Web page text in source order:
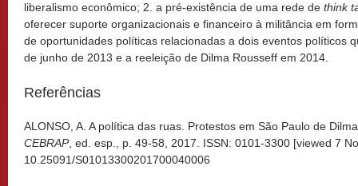
liberalismo econômico; 2. a pré-existência de uma rede de think
oferecer suporte organizacionais e financeiro à militância em
de oportunidades políticas relacionadas a dois eventos políticos
de junho de 2013 e a reeleição de Dilma Rousseff em 2014.
Referências
ALONSO, A. A política das ruas. Protestos em São Paulo de
CEBRAP, ed. esp., p. 49-58, 2017. ISSN: 0101-3300 [viewed 7
10.25091/S01013300201700040006